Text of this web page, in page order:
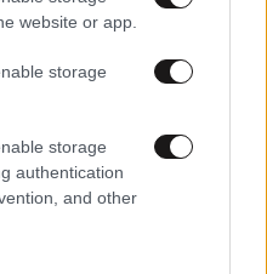
website or app.
storage
storage
authentication
and other